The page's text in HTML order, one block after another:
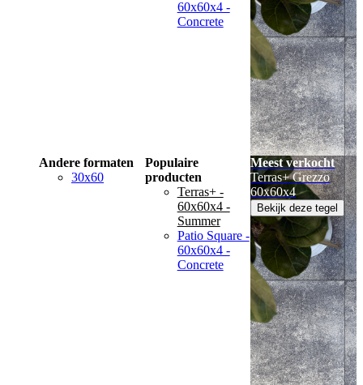
60x60x4 -
Concrete
Andere formaten
30x60
Populaire
producten
Terras+ -
60x60x4 -
Summer
Patio Square -
60x60x4 -
Concrete
Meest verkocht
Terras+ Grezzo
60x60x4
Bekijk deze tegel